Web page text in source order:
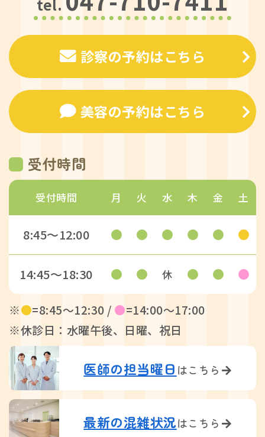
tel.
診察の予約はこちら
美容の予約はこちら
受付時間
受付時間 月 火 水 木 金 土
8:45〜12:00
14:45〜18:30 休
※●=8:45〜12:30 / ●=14:00〜17:00
※休診日：水曜午後、日曜、祝日
医師の担当曜日 はこちら
最新の混雑状況はこちら